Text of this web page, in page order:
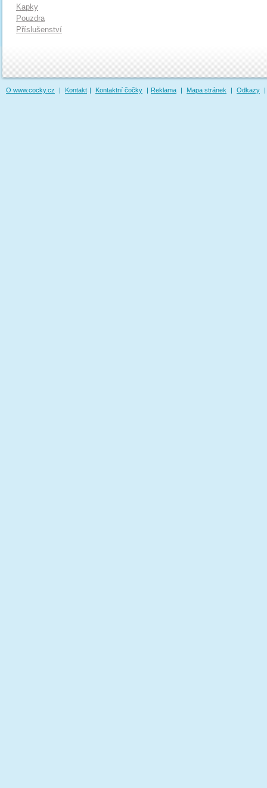
Kapky
Pouzdra
Příslušenství
O www.cocky.cz | Kontakt | Kontaktní čočky | Reklama | Mapa stránek | Odkazy |